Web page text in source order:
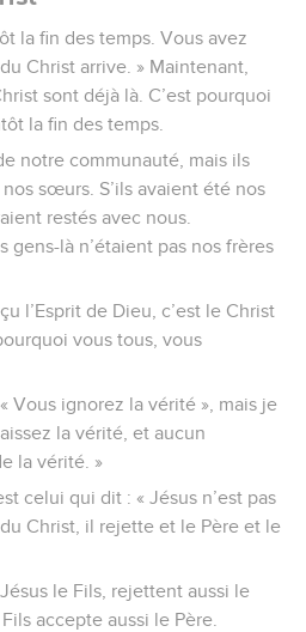
la fin des temps. Vous avez
Christ arrive. » Maintenant,
sont déjà là. C’est pourquoi
la fin des temps.
notre communauté, mais ils
sœurs. S’ils avaient été nos
restés avec nous.
gens-là n’étaient pas nos frères
l’Esprit de Dieu, c’est le Christ
vous tous, vous
Vous ignorez la vérité », mais je
la vérité, et aucun
la vérité. »
celui qui dit : « Jésus n’est pas
Christ, il rejette et le Père et le
le Fils, rejettent aussi le
accepte aussi le Père.